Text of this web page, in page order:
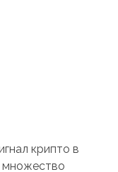
крипто в
множество